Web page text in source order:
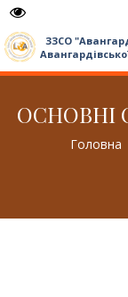
ЗЗСО
ОСНОВНІ
Головна